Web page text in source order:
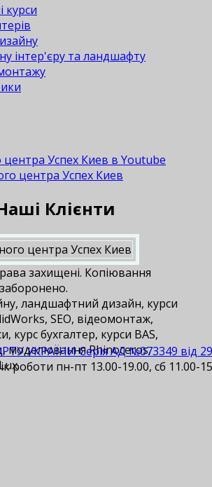
УКРАЇНИ Серія АД №073349 від
роботи пн-пт 13.00-19.00, сб 11.00-
курси
інтер'єру та ландшафту
Клієнти
захищені. Копіювання
ландшафтний дизайн, курси
SEO, відеомонтаж,
курс бухгалтер, курси BAS,
моделювання Rhinoceros,